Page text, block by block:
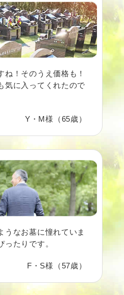
ね！そのうえ価格も！
気に入ってくれたので
Y・M様（65歳）
うなお墓に憧れていま
ったりです。
F・S様（57歳）